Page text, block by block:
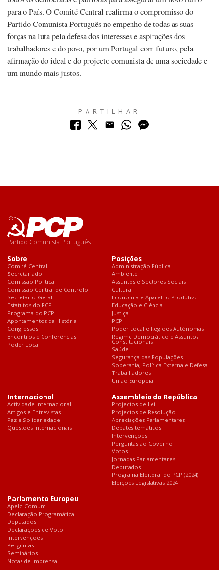
para o País. O Comité Central reafirma o compromisso do
Partido Comunista Português no empenho de todas as suas
forças na luta pela defesa dos interesses e aspirações dos
trabalhadores e do povo, por um Portugal com futuro, pela
afirmação do ideal e do projecto comunista de uma sociedade e
um mundo mais justos.
PARTILHAR
Partido Comunista Português
Sobre
Comité Central
Secretariado
Comissão Política
Comissão Central de Controlo
Secretário-Geral
Estatutos do PCP
Programa do PCP
Apontamentos da História
Congressos
Encontros e Conferências
Poder Local
Posições
Administração Pública
Ambiente
Assuntos e Sectores Sociais
Cultura
Economia e Aparelho Produtivo
Educação e Ciência
Justiça
PCP
Poder Local e Regiões Autónomas
Regime Democrático e Assuntos
Constitucionais
Saúde
Segurança das Populações
Soberania, Política Externa e Defesa
Trabalhadores
União Europeia
Internacional
Actividade Internacional
Artigos e Entrevistas
Paz e Solidariedade
Questões Internacionais
Assembleia da República
Projectos de Lei
Projectos de Resolução
Apreciações Parlamentares
Debates temáticos
Intervenções
Perguntas ao Governo
Votos
Jornadas Parlamentares
Deputados
Programa Eleitoral do PCP (2024)
Eleições Legislativas 2024
Parlamento Europeu
Apelo Comum
Declaração Programática
Deputados
Declarações de Voto
Intervenções
Perguntas
Seminários
Notas de Imprensa